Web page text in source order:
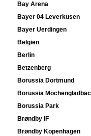
Bay Arena
Bayer 04 Leverkusen
Bayer Uerdingen
Belgien
Berlin
Betzenberg
Borussia Dortmund
Borussia
Borussia Park
Brøndby IF
Brøndby Kopenhagen